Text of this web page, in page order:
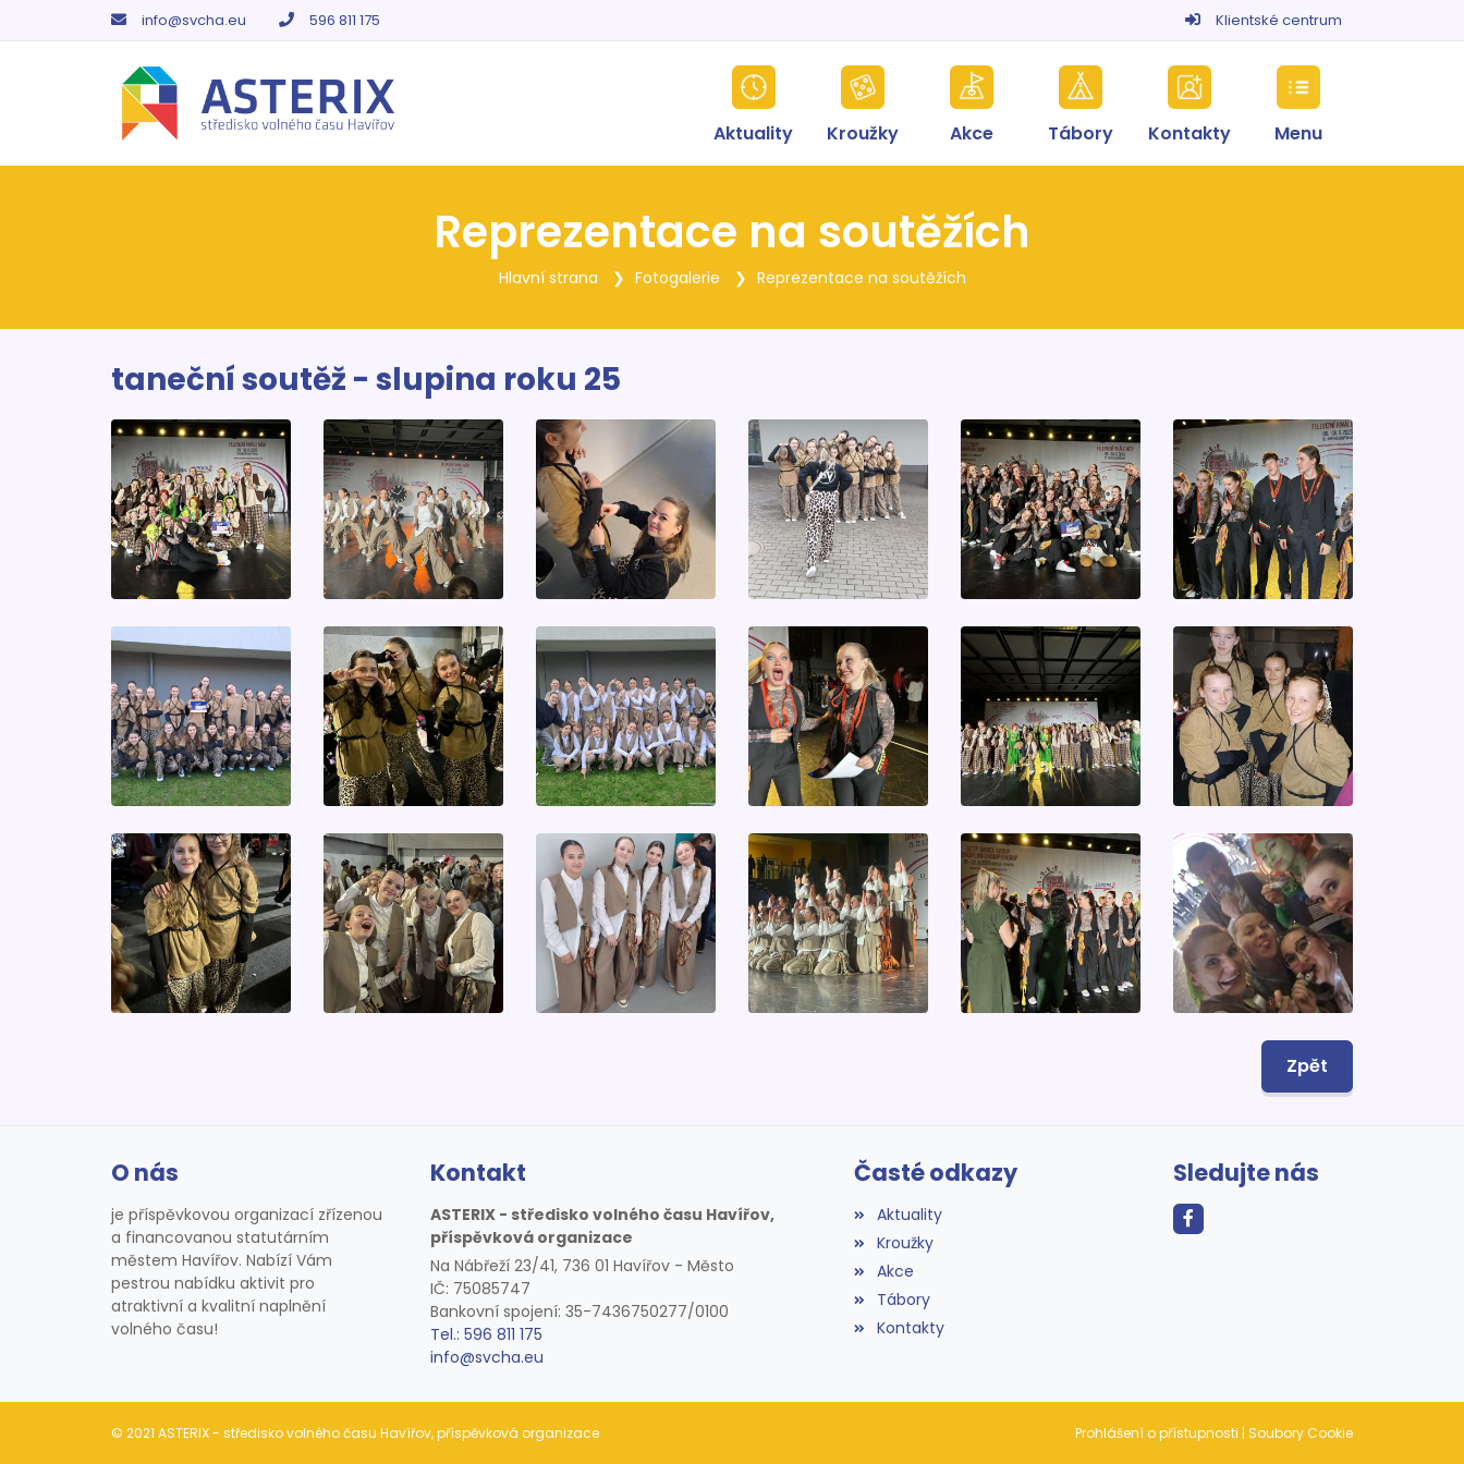
info@svcha.eu 596 811 175 Klientské centrum
Aktuality Kroužky Akce Tábory Kontakty Menu
Reprezentace na soutěžích
Hlavní strana Fotogalerie Reprezentace na soutěžích
taneční soutěž - slupina roku 25
Zpět
O nás
je příspěvkovou organizací zřízenou
a financovanou statutárním
městem Havířov. Nabízí Vám
pestrou nabídku aktivit pro
atraktivní a kvalitní naplnění
volného času!
Kontakt
ASTERIX - středisko volného času Havířov,
příspěvková organizace
Na Nábřeží 23/41, 736 01 Havířov - Město
IČ: 75085747
Bankovní spojení: 35-7436750277/0100
Tel.: 596 811 175
info@svcha.eu
Časté odkazy
Aktuality
Kroužky
Akce
Tábory
Kontakty
Sledujte nás
© 2021 ASTERIX - středisko volného času Havířov, příspěvková organizace Prohlášení o přístupnosti Soubory Cookie